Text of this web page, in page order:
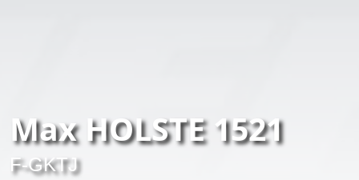
Max HOLSTE 1521
F-GKTJ